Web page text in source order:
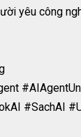
yêu công
#SachAI